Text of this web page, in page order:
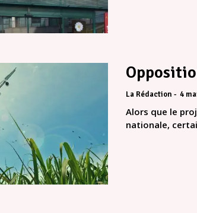
La Rédaction 4
Alors que le
nationale,